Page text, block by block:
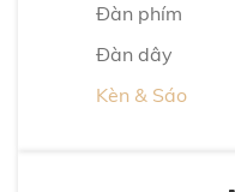
Đàn phím
Đàn dây
Kèn & Sáo